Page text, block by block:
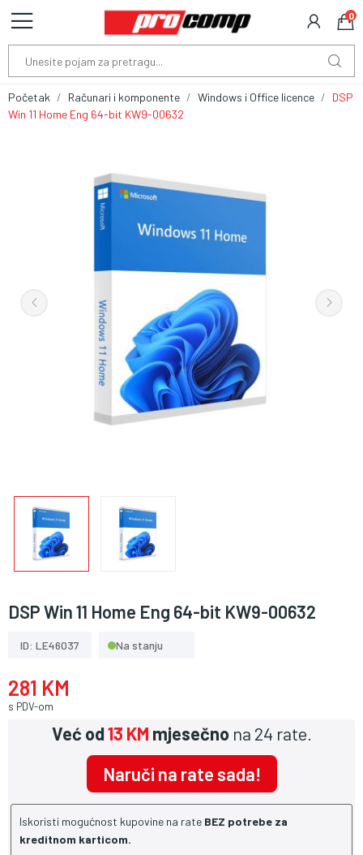
0
Početak Računari i komponente Windows i Office licence
DSP
Win 11 Home Eng 64-bit KW9-00632
DSP Win 11 Home Eng 64-bit KW9-00632
ID: LE46037 Na stanju
281 KM
s PDV-om
Već od13 KM mjesečno na 24 rate.
Naruči na rate sada!
Iskoristi mogućnost kupovine na rate BEZ potrebe za
kreditnom karticom.